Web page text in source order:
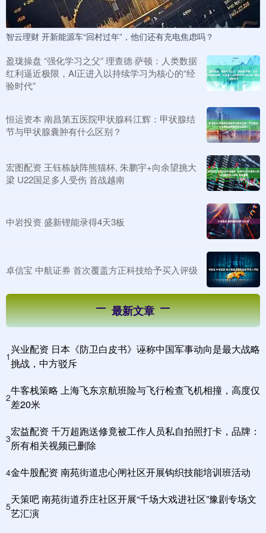
智云理财 开新能源车“回村过年”，他们还有充电焦虑吗？
盈珑操盘 “强化学习之父” 理查德·萨顿：人类数据
红利逼近极限，AI正进入以持续学习为核心的“经
验时代”
恒运资本 南昌第五医院甲状腺科江辉：甲状腺结
节与甲状腺囊肿有什么区别？
宏图配资 王钰栋缺阵熊猫杯, 朱鹏宇+向余望挑大
梁 U22国足多人受伤 首战越南
中岩投资 盛新锂能录得4天3板
卓信宝 中航证券 首次覆盖方正科技给予买入评级
最新文章
1
兴业配资 日本《防卫白皮书》诬称中国军事动向是最大战略
挑战，中方驳斥
2
牛客栈策略 上海飞东京航班险与飞行检查飞机相撞，高度仅
差20米
3
宏益配资 千万超跑送修竟被工作人员私自拍照打卡，品牌：
所有相关视频已删除
4金牛股配资 南苑街道忠心闸社区开展钩织技能培训班活动
5
天策吧 南苑街道乔庄社区开展“千场大戏进社区”豫剧专场文
艺汇演